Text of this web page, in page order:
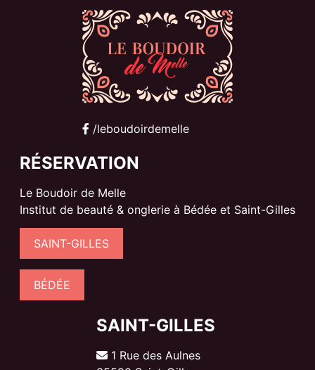
/leboudoirdemelle
RÉSERVATION
Le Boudoir de Melle
Institut de beauté & onglerie à Bédée et Saint-Gilles
SAINT-GILLES
BÉDÉE
SAINT-GILLES
1 Rue des Aulnes